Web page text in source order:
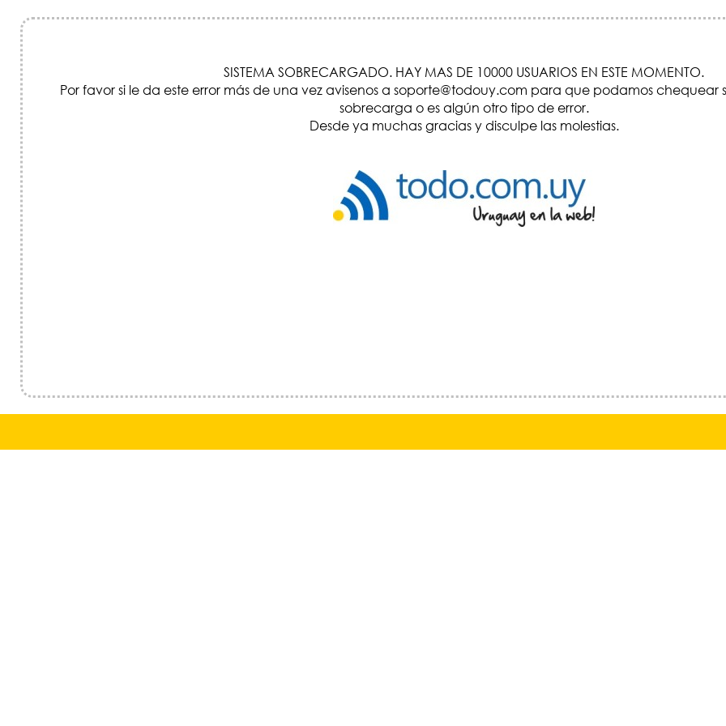
SISTEMA SOBRECARGADO. HAY MAS DE 10000 USUARIOS EN ESTE MOMENTO.
Por favor si le da este error más de una vez avisenos a soporte@todouy.com para que podamos chequear
sobrecarga o es algún otro tipo de error.
Desde ya muchas gracias y disculpe las molestias.